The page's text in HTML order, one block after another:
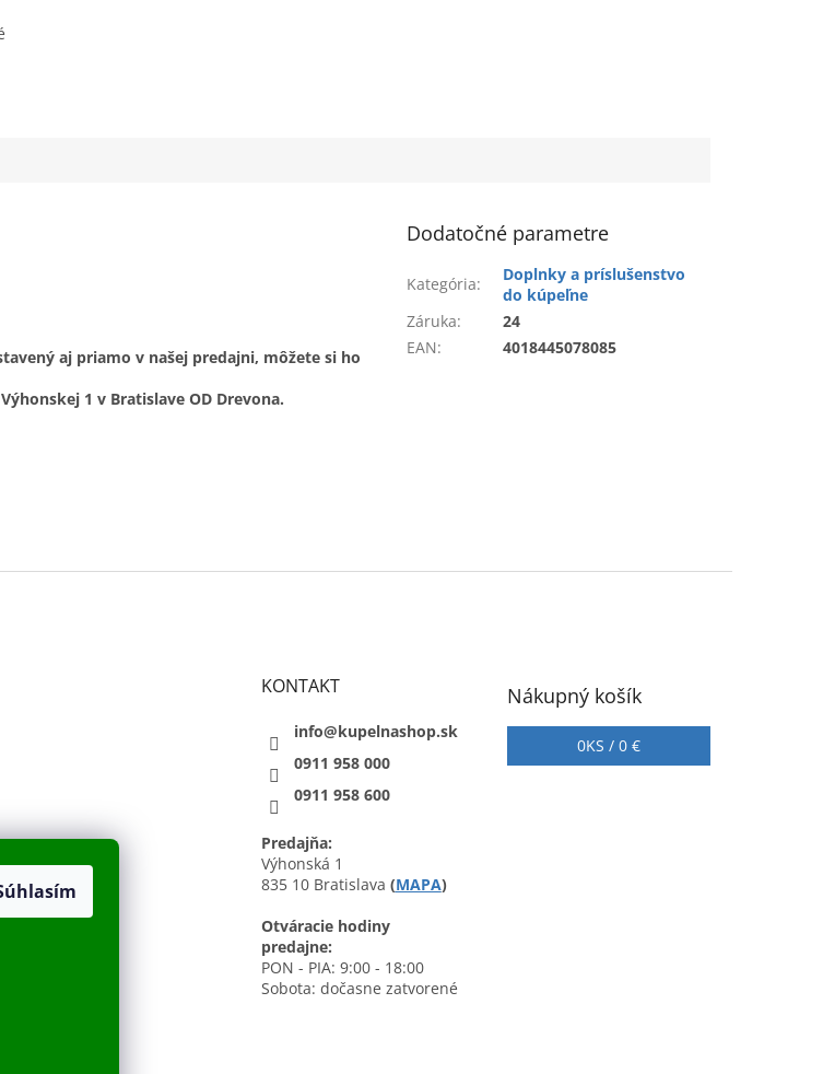
aj priamo v našej predajni, môžete si ho
1 v Bratislave OD Drevona.
Dodatočné parametre
Kategória:
Doplnky a príslušenstvo
do kúpeľne
Záruka:
24
EAN: 4018445078085
KONTAKT
info@kupelnashop.sk
0911 958 000
0911 958 600
Predajňa:
Výhonská 1
835 10 Bratislava (MAPA)
Otváracie hodiny
predajne:
PON - PIA: 9:00 - 18:00
Sobota: dočasne zatvorené
Nákupný košík
0KS /0 €